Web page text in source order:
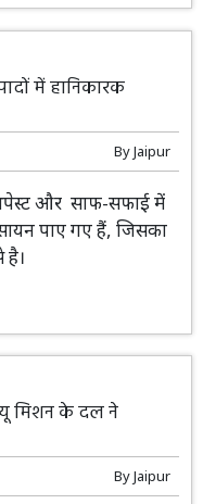
में हानिकारक
ByJaipur
के साबुन, टूथपेस्ट
मिशन के दल ने